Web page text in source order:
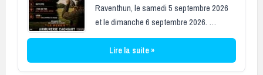
Raventhun, le samedi 5 septembre 2026
et le dimanche 6 septembre 2026. …
Lire la suite »